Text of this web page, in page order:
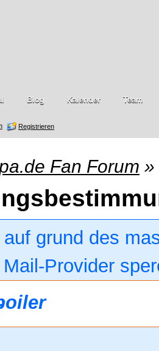
Registrieren
Blog Kalender Team
Fan Forum »
grund des
Provider